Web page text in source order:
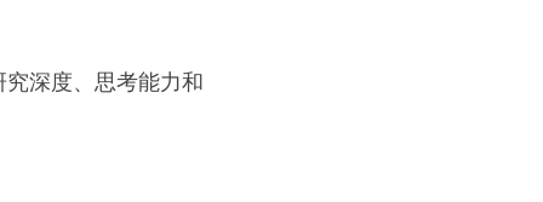
深度、思考能力和